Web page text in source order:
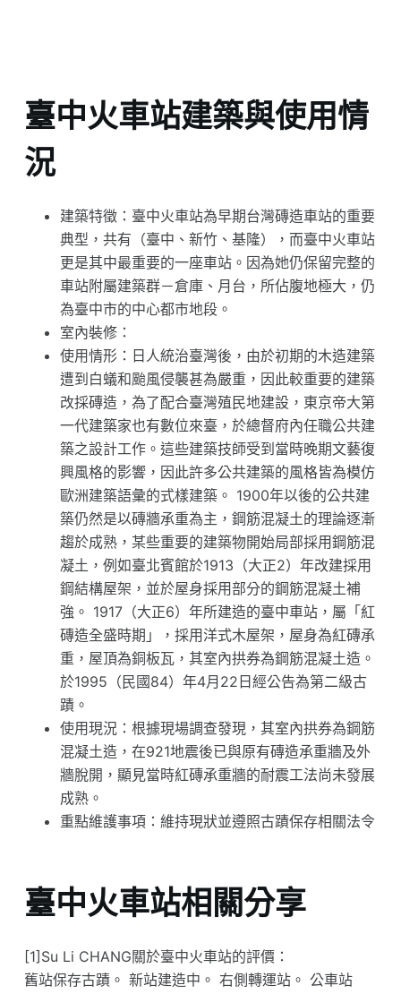
臺中火車站建築與使用情
況
建築特徵：臺中火車站為早期台灣磚造車站的重要
典型，共有（臺中、新竹、基隆），而臺中火車站
更是其中最重要的一座車站。因為她仍保留完整的
車站附屬建築群－倉庫、月台，所佔腹地極大，仍
為臺中市的中心都市地段。
室內裝修：
使用情形：日人統治臺灣後，由於初期的木造建築
遭到白蟻和颱風侵襲甚為嚴重，因此較重要的建築
改採磚造，為了配合臺灣殖民地建設，東京帝大第
一代建築家也有數位來臺，於總督府內任職公共建
築之設計工作。這些建築技師受到當時晚期文藝復
興風格的影響，因此許多公共建築的風格皆為模仿
歐洲建築語彙的式樣建築。 1900年以後的公共建
築仍然是以磚牆承重為主，鋼筋混凝土的理論逐漸
趨於成熟，某些重要的建築物開始局部採用鋼筋混
凝土，例如臺北賓館於1913（大正2）年改建採用
鋼結構屋架，並於屋身採用部分的鋼筋混凝土補
強。 1917（大正6）年所建造的臺中車站，屬「紅
磚造全盛時期」，採用洋式木屋架，屋身為紅磚承
重，屋頂為銅板瓦，其室內拱券為鋼筋混凝土造。
於1995（民國84）年4月22日經公告為第二級古
蹟。
使用現況：根據現場調查發現，其室內拱券為鋼筋
混凝土造，在921地震後已與原有磚造承重牆及外
牆脫開，顯見當時紅磚承重牆的耐震工法尚未發展
成熟。
重點維護事項：維持現狀並遵照古蹟保存相關法令
臺中火車站相關分享
[1]Su Li CHANG關於臺中火車站的評價：
舊站保存古蹟。 新站建造中。 右側轉運站。 公車站